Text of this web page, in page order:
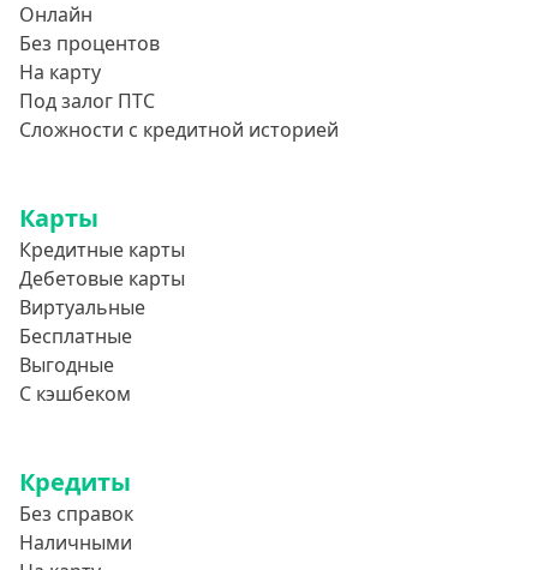
Онлайн
Без процентов
На карту
Под залог ПТС
Сложности с кредитной историей
Карты
Кредитные карты
Дебетовые карты
Виртуальные
Бесплатные
Выгодные
С кэшбеком
Кредиты
Без справок
Наличными